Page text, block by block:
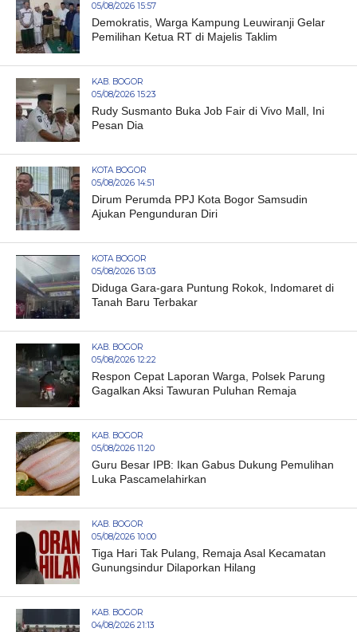
05/08/2026 15:57
Demokratis, Warga Kampung Leuwiranji Gelar
Pemilihan Ketua RT di Majelis Taklim
KAB. BOGOR
05/08/2026 15:23
Rudy Susmanto Buka Job Fair di Vivo Mall, Ini
Pesan Dia
KOTA BOGOR
05/08/2026 14:51
Dirum Perumda PPJ Kota Bogor Samsudin
Ajukan Pengunduran Diri
KOTA BOGOR
05/08/2026 13:03
Diduga Gara-gara Puntung Rokok, Indomaret di
Tanah Baru Terbakar
KAB. BOGOR
05/08/2026 12:22
Respon Cepat Laporan Warga, Polsek Parung
Gagalkan Aksi Tawuran Puluhan Remaja
KAB. BOGOR
05/08/2026 11:20
Guru Besar IPB: Ikan Gabus Dukung Pemulihan
Luka Pascamelahirkan
KAB. BOGOR
05/08/2026 10:00
Tiga Hari Tak Pulang, Remaja Asal Kecamatan
Gunungsindur Dilaporkan Hilang
KAB. BOGOR
04/08/2026 21:13